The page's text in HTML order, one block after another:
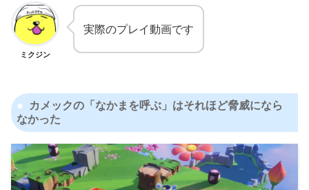
ミクジン
実際のプレイ動画です
カメックの「なかまを呼ぶ」はそれほど脅威になら
なかった